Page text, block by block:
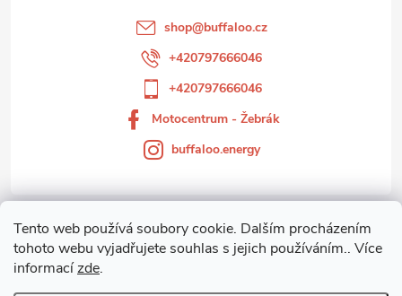
Tento web používá soubory cookie. Dalším procházením
tohoto webu vyjadřujete souhlas s jejich používáním.. Více
informacízde.
Zákaznický servis
shop@buffaloo.cz
+420797666046
+420797666046
Motocentrum - Žebrák
buffaloo.energy